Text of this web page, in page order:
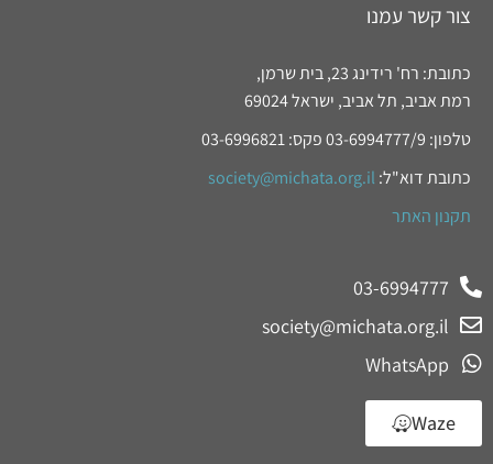
צור קשר עמנו
כתובת: רח' רידינג 23, בית שרמן,
רמת אביב, תל אביב, ישראל 69024
טלפון: 03-6994777/9 פקס: 03-6996821
כתובת דוא"ל: society@michata.org.il
תקנון האתר
03-6994777
society@michata.org.il
WhatsApp
Waze